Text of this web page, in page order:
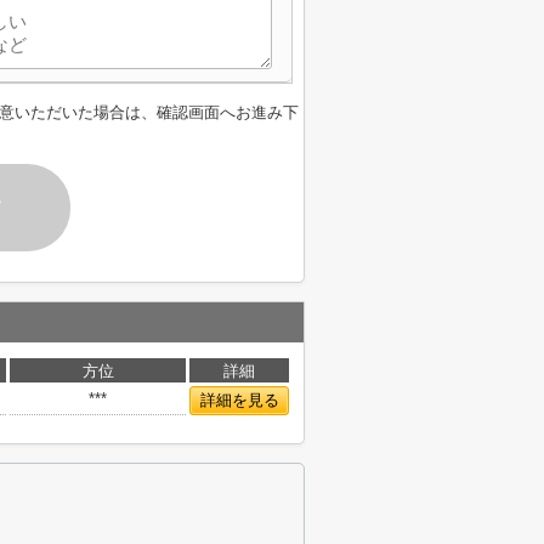
いただいた場合は、確認画面へお進み下
方位
詳細
***
詳細を見る